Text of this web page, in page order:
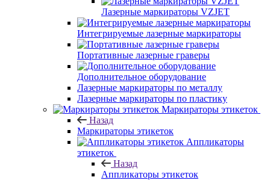
Лазерные маркираторы VZJET
Интегрируемые лазерные маркираторы
Портативные лазерные граверы
Дополнительное оборудование
Лазерные маркираторы по металлу
Лазерные маркираторы по пластику
Маркираторы этикеток
Назад
Маркираторы этикеток
Аппликаторы
этикеток
Назад
Аппликаторы этикеток